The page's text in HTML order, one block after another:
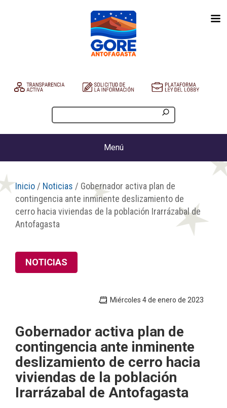
Menú
Inicio / Noticias / Gobernador activa plan de
contingencia ante inminente deslizamiento de
cerro hacia viviendas de la población Irarrázabal de
Antofagasta
NOTICIAS
Miércoles 4 de enero de 2023
Gobernador activa plan de
contingencia ante inminente
deslizamiento de cerro hacia
viviendas de la población
Irarrázabal de Antofagasta